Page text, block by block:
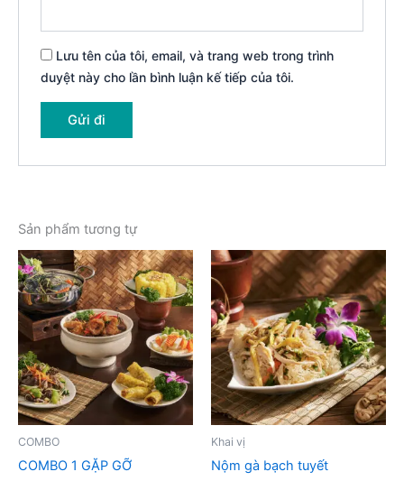
Lưu tên của tôi, email, và trang web trong trình
duyệt này cho lần bình luận kế tiếp của tôi.
Sản phẩm tương tự
COMBO
COMBO 1 GẶP GỠ
Khai vị
Nộm gà bạch tuyết